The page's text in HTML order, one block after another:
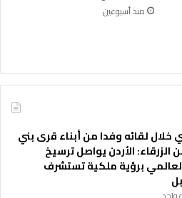
منذ أسبوعين
خلال لقائه وفدا من أبناء قرى بني
الأردن يواصل ترسيخ
برؤية ملكية تستشرف